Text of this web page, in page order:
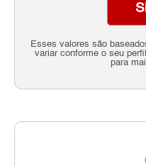
Esses valores são
variar conforme o seu
para